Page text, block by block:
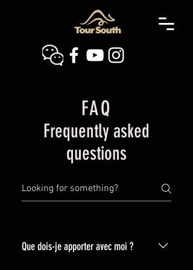
FAQ
Frequently asked
questions
Que dois-je apporter avec moi ?